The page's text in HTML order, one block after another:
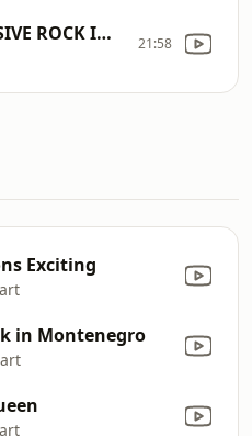
NEW PROGRESSIVE ROCK IN 2026 21:58
Exciting
in Montenegro